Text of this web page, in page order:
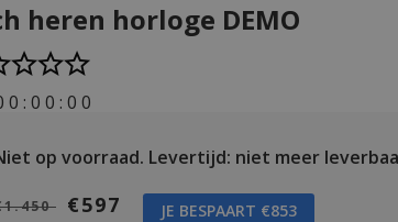
heren horloge DEMO
0 : 0 0 : 0 0
op voorraad. Levertijd: niet meer
€597 JE BESPAART €853